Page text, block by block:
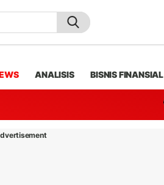
ANALISIS BISNIS FINANSIAL